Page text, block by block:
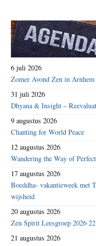
6 juli 2026
Zomer Avond Zen in
31 juli 2026
Dhyana & Insight –
9 augustus 2026
Chanting for World Peace
12 augustus 2026
Wandering the Way of
17 augustus 2026
Boeddha- vakantieweek met
wijsheid
20 augustus 2026
Zen Spirit Leesgroep 2026
21 augustus 2026